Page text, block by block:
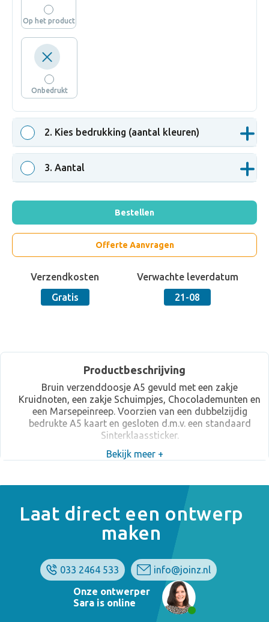
Op het product
Onbedrukt
2. Kies bedrukking (aantal kleuren)
3. Aantal
Bestellen
Offerte Aanvragen
Verzendkosten
Gratis
Verwachte leverdatum
21-08
Productbeschrijving
Bruin verzenddoosje A5 gevuld met een zakje
Kruidnoten, een zakje Schuimpjes, Chocolademunten en
een Marsepeinreep. Voorzien van een dubbelzijdig
bedrukte A5 kaart en gesloten d.m.v. een standaard
Sinterklaassticker.
Bekijk meer +
Laat direct een ontwerp
maken
033 2464 533
info@joinz.nl
Onze ontwerper
Sara is online